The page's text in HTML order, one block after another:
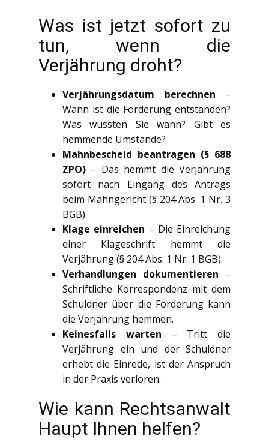
Was ist jetzt sofort zu
tun, wenn die
Verjährung droht?
Verjährungsdatum berechnen –
Wann ist die Forderung entstanden?
Was wussten Sie wann? Gibt es
hemmende Umstände?
Mahnbescheid beantragen (§ 688
ZPO) – Das hemmt die Verjährung
sofort nach Eingang des Antrags
beim Mahngericht (§ 204 Abs. 1 Nr. 3
BGB).
Klage einreichen – Die Einreichung
einer Klageschrift hemmt die
Verjährung (§ 204 Abs. 1 Nr. 1 BGB).
Verhandlungen dokumentieren –
Schriftliche Korrespondenz mit dem
Schuldner über die Forderung kann
die Verjährung hemmen.
Keinesfalls warten – Tritt die
Verjährung ein und der Schuldner
erhebt die Einrede, ist der Anspruch
in der Praxis verloren.
Wie kann Rechtsanwalt
Haupt Ihnen helfen?